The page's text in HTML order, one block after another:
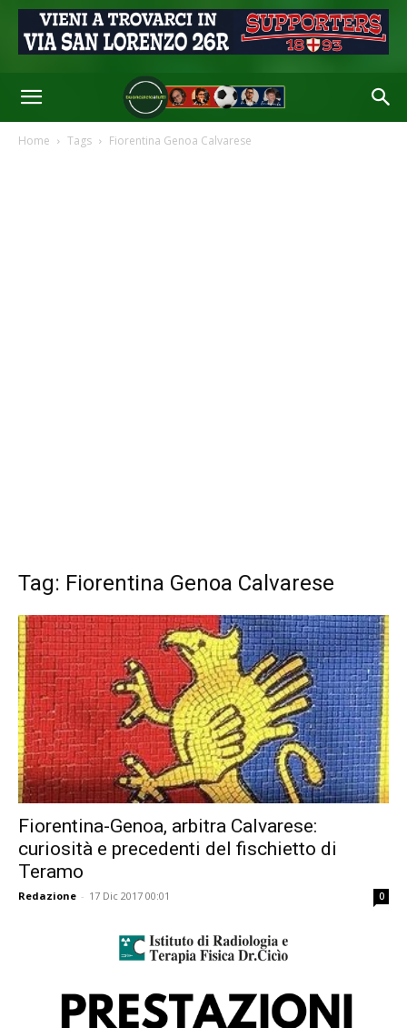
Home Tags Fiorentina Genoa Calvarese
Tag: Fiorentina Genoa Calvarese
Fiorentina-Genoa, arbitra Calvarese:
curiosità e precedenti del fischietto di
Teramo
Redazione - 17 Dic 2017 00:01 0